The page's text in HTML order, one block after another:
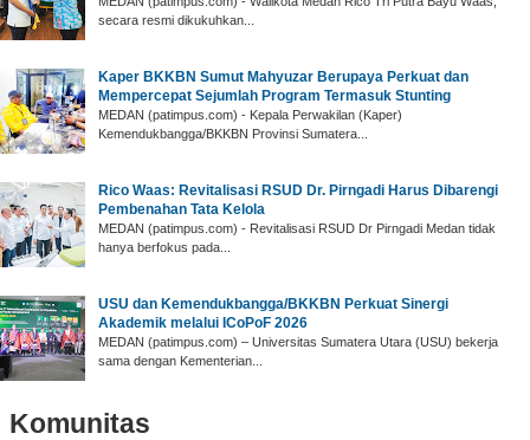
secara resmi dikukuhkan...
Kaper BKKBN Sumut Mahyuzar Berupaya Perkuat dan
Mempercepat Sejumlah Program Termasuk Stunting
MEDAN (patimpus.com) - Kepala Perwakilan (Kaper)
Kemendukbangga/BKKBN Provinsi Sumatera...
Rico Waas: Revitalisasi RSUD Dr. Pirngadi Harus Dibarengi
Pembenahan Tata Kelola
MEDAN (patimpus.com) - Revitalisasi RSUD Dr Pirngadi Medan tidak
hanya berfokus pada...
USU dan Kemendukbangga/BKKBN Perkuat Sinergi
Akademik melalui ICoPoF 2026
MEDAN (patimpus.com) – Universitas Sumatera Utara (USU) bekerja
sama dengan Kementerian...
Komunitas